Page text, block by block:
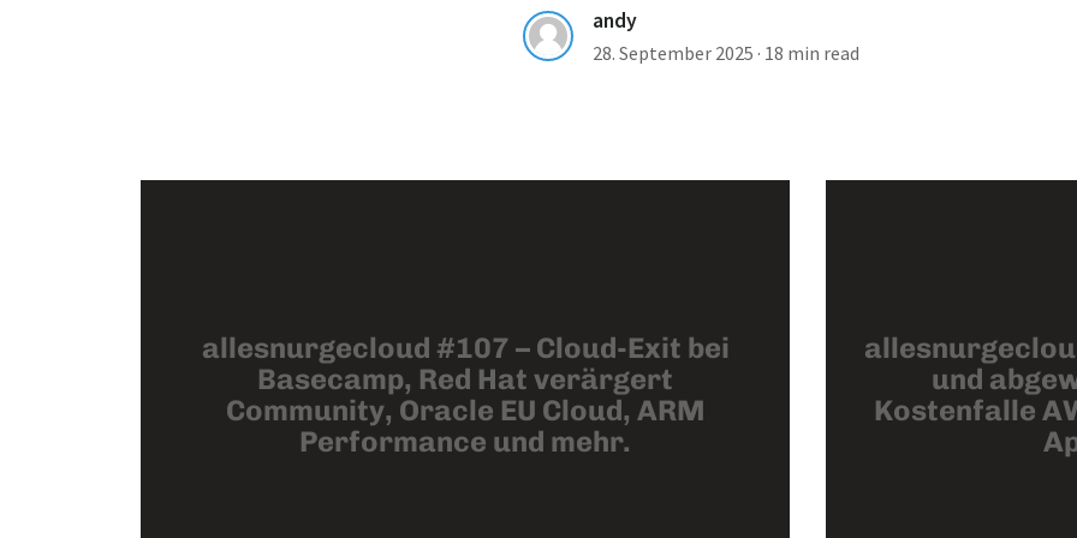
andy
28. September 2025 · 18 min read
allesnurgecloud #107 – Cloud-Exit bei
Basecamp, Red Hat verärgert
Community, Oracle EU Cloud, ARM
Performance und mehr.
und
Kostenfalle